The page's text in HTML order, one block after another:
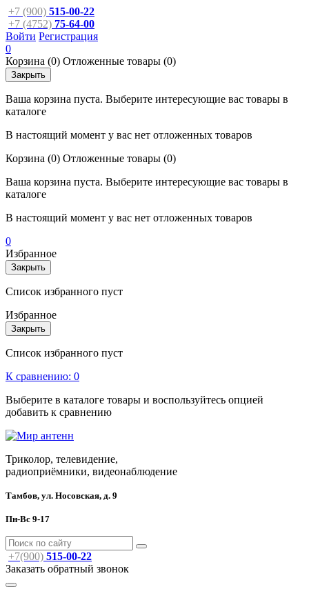
+7 (900) 515-00-22
+7 (4752) 75-64-00
Войти Регистрация
0
Корзина (0) Отложенные товары (0)
Закрыть
Ваша корзина пуста. Выберите интересующие вас товары в
каталоге
В настоящий момент у вас нет отложенных товаров
Корзина (0) Отложенные товары (0)
Ваша корзина пуста. Выберите интересующие вас товары в
каталоге
В настоящий момент у вас нет отложенных товаров
0
Избранное
Закрыть
Список избранного пуст
Избранное
Закрыть
Список избранного пуст
К сравнению: 0
Выберите в каталоге товары и воспользуйтесь опцией
добавить к сравнению
Триколор, телевидение,
радиоприёмники, видеонаблюдение
Тамбов, ул. Носовская, д. 9
Пн-Вс 9-17
+7(900) 515-00-22
Заказать обратный звонок